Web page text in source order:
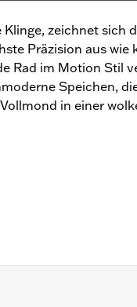
zeichnet sich
Präzision aus wie
Rad im Motion Stil
Speichen,
in einer